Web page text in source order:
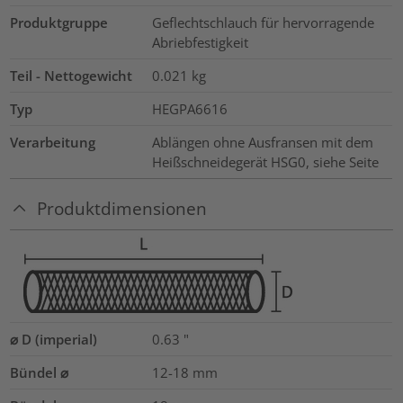
Produktgruppe
Geflechtschlauch für hervorragende
Abriebfestigkeit
Teil - Nettogewicht
0.021 kg
Typ
HEGPA6616
Verarbeitung
Ablängen ohne Ausfransen mit dem
Heißschneidegerät HSG0, siehe Seite
Produktdimensionen
⌀ D (imperial) 0.63 "
Bündel ⌀
12-18 mm